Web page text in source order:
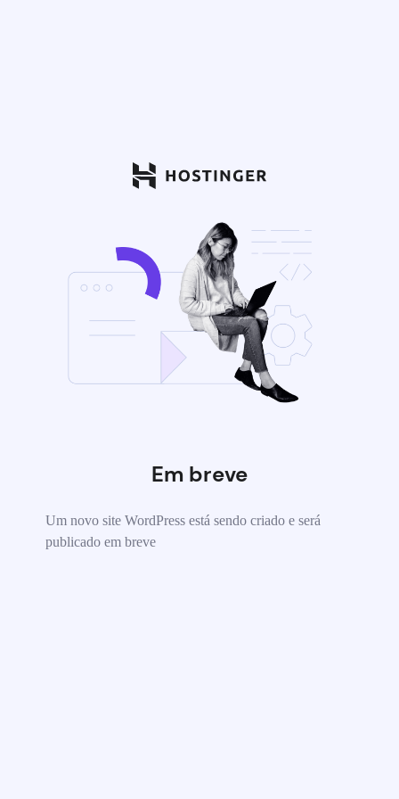
Em breve
Um novo site WordPress está sendo criado e será
publicado em breve